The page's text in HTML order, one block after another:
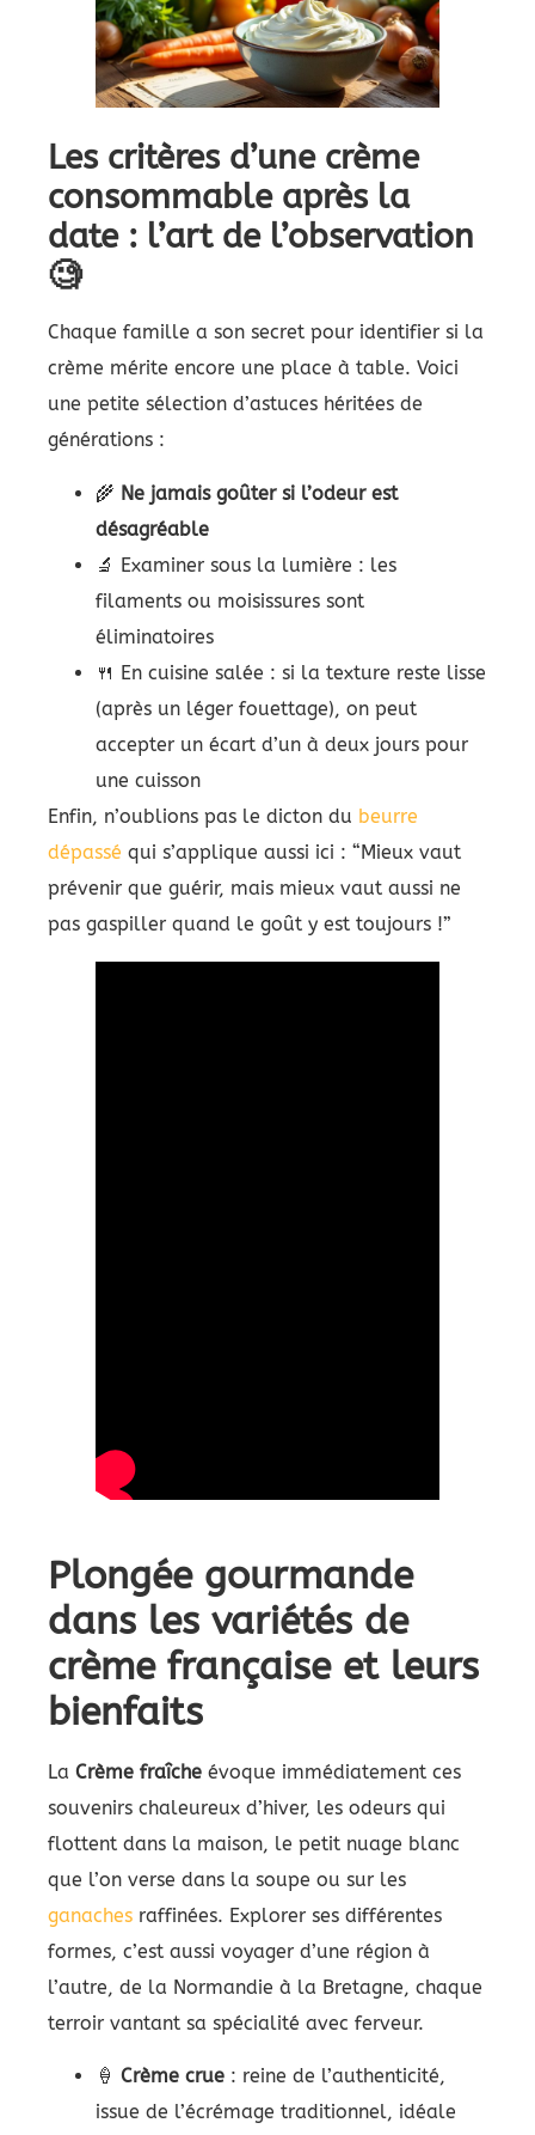
Les critères d’une crème
consommable après la
date : l’art de l’observation
🧐
Chaque famille a son secret pour identifier si la
crème mérite encore une place à table. Voici
une petite sélection d’astuces héritées de
générations :
🌾 Ne jamais goûter si l’odeur est
désagréable
🔬 Examiner sous la lumière : les
filaments ou moisissures sont
éliminatoires
🍴 En cuisine salée : si la texture reste lisse
(après un léger fouettage), on peut
accepter un écart d’un à deux jours pour
une cuisson
Enfin, n’oublions pas le dicton du beurre
dépassé qui s’applique aussi ici : “Mieux vaut
prévenir que guérir, mais mieux vaut aussi ne
pas gaspiller quand le goût y est toujours !”
Plongée gourmande
dans les variétés de
crème française et leurs
bienfaits
La Crème fraîche évoque immédiatement ces
souvenirs chaleureux d’hiver, les odeurs qui
flottent dans la maison, le petit nuage blanc
que l’on verse dans la soupe ou sur les
ganaches raffinées. Explorer ses différentes
formes, c’est aussi voyager d’une région à
l’autre, de la Normandie à la Bretagne, chaque
terroir vantant sa spécialité avec ferveur.
🍦 Crème crue : reine de l’authenticité,
issue de l’écrémage traditionnel, idéale